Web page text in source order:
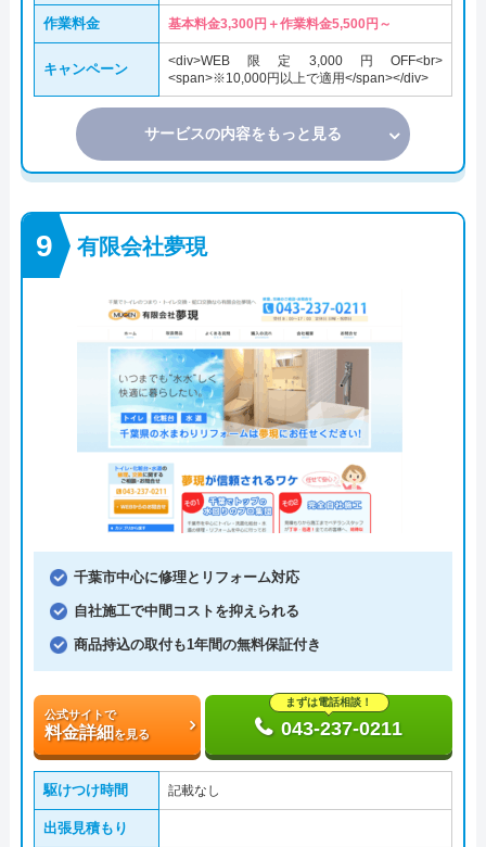
作業料金 基本料金3,300円＋作業料金5,500円～
キャンペーン
<div>WEB限定3,000円OFF<br>
<span>※10,000円以上で適用</span></div>
サービスの内容をもっと見る
有限会社夢現
千葉市中心に修理とリフォーム対応
自社施工で中間コストを抑えられる
商品持込の取付も1年間の無料保証付き
公式サイトで
料金詳細を見る
まずは電話相談！
043-237-0211
駆けつけ時間 記載なし
出張見積もり